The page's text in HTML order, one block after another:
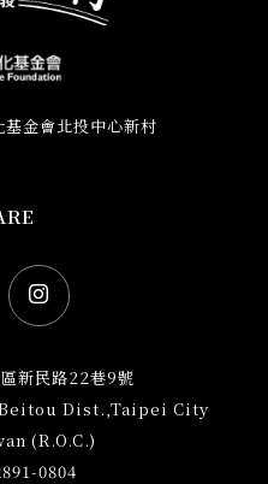
金會北投中心新村
社群網站icon
Instagram社群網站
新民路22巷9號
Dist.,Taipei City
(R.O.C.)
0804